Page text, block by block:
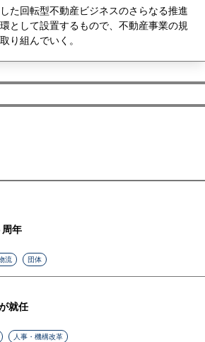
た回転型不動産ビジネスのさらなる推進
として設置するもので、不動産事業の規
り組んでいく。
周年
流 団体
就任
人事・機構改革